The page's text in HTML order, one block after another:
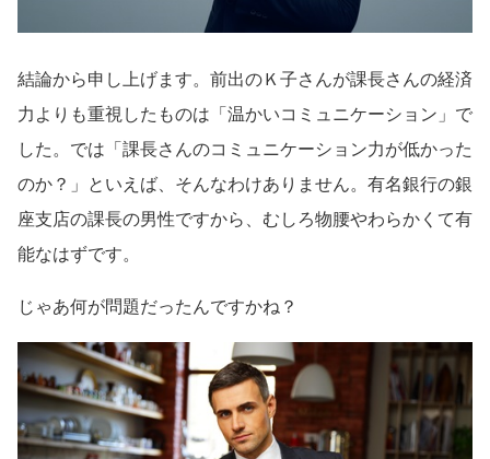
結論から申し上げます。前出のＫ子さんが課長さんの経済
力よりも重視したものは「温かいコミュニケーション」で
した。では「課長さんのコミュニケーション力が低かった
のか？」といえば、そんなわけありません。有名銀行の銀
座支店の課長の男性ですから、むしろ物腰やわらかくて有
能なはずです。
じゃあ何が問題だったんですかね？